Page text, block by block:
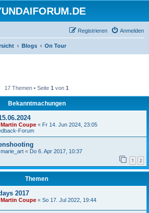
Anmelden
Registrieren
Blogs On Tour
17 Themen • Seite 1 von 1
Bekanntmachungen
Martin Coupe « Fr 14. Jun 2024, 23:05
Forum
marie_art « Do 6. Apr 2017, 10:37
1 2
Themen
2017
Martin Coupe « So 17. Jul 2022, 19:44